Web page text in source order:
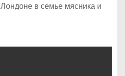
в семье мясника и